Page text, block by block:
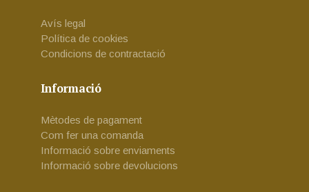
Avís legal
Política de cookies
Condicions de contractació
Informació
Mètodes de pagament
Com fer una comanda
Informació sobre enviaments
Informació sobre devolucions